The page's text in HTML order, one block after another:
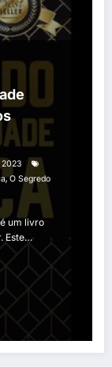
2023
,O Segredo
um livro
Este…